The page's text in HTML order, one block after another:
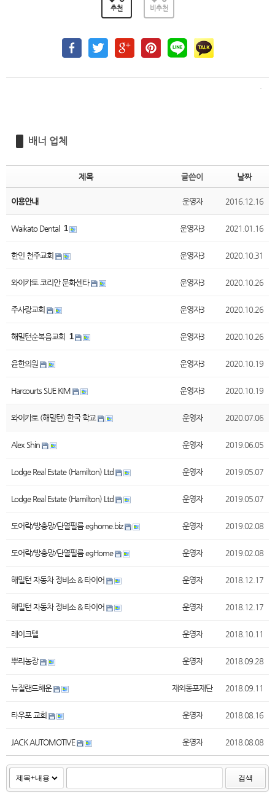
추천 비추천
배너 업체
제목 글쓴이 날짜
이용안내 운영자 2016.12.16
Waikato Dental 1 운영자3 2021.01.16
한인 천주교회 운영자3 2020.10.31
와이카토 코리안 문화센타 운영자3 2020.10.26
주사랑교회 운영자3 2020.10.26
해밀턴순복음교회 1 운영자3 2020.10.26
윤한의원 운영자3 2020.10.19
Harcourts SUE KIM 운영자3 2020.10.19
와이카토 (해밀턴) 한국 학교 운영자 2020.07.06
Alex Shin 운영자 2019.06.05
Lodge Real Estate (Hamilton) Ltd 운영자 2019.05.07
Lodge Real Estate (Hamilton) Ltd 운영자 2019.05.07
도어락/방충망/단열필름 eghome.biz 운영자 2019.02.08
도어락/방충망/단열필름 egHome 운영자 2019.02.08
해밀턴 자동차 정비소 & 타이어 운영자 2018.12.17
해밀턴 자동차 정비소 & 타이어 운영자 2018.12.17
레이크텔 운영자 2018.10.11
뿌리농장 운영자 2018.09.28
뉴질랜드해운 재외동포재단 2018.09.11
타우포 교회 운영자 2018.08.16
JACK AUTOMOTIVE 운영자 2018.08.08
검색